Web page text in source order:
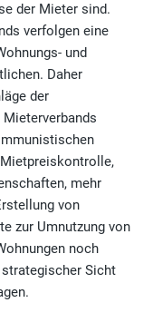
der Mieter sind.
verfolgen eine
und
Daher
der
mehr
von
zur Umnutzung von
noch
Sicht